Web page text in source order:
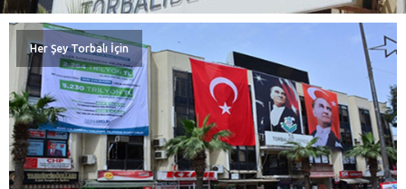
Her Şey Torbalı İçin